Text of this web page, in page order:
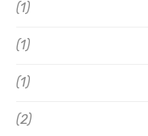
(1)
(1)
(1)
(2)